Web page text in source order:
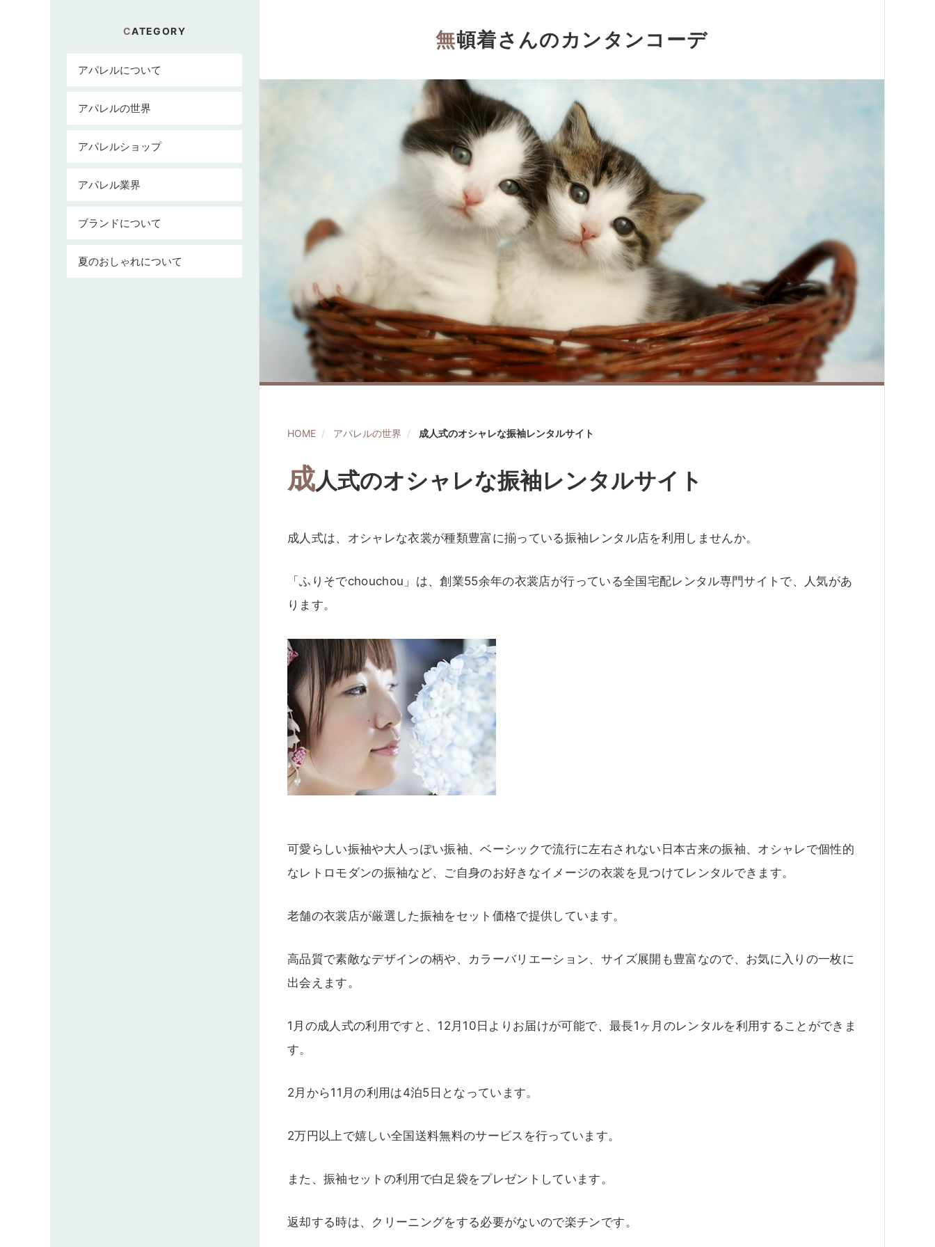
無頓着さんのカンタンコーデ
HOME アパレルの世界 成人式のオシャレな振袖レンタルサイト
成人式のオシャレな振袖レンタルサイト
成人式は、オシャレな衣裳が種類豊富に揃っている振袖レンタル店を利用しませんか。
「ふりそでchouchou」は、創業55余年の衣裳店が行っている全国宅配レンタル専門サイトで、人気があ
ります。
可愛らしい振袖や大人っぽい振袖、ベーシックで流行に左右されない日本古来の振袖、オシャレで個性的
なレトロモダンの振袖など、ご自身のお好きなイメージの衣裳を見つけてレンタルできます。
老舗の衣裳店が厳選した振袖をセット価格で提供しています。
高品質で素敵なデザインの柄や、カラーバリエーション、サイズ展開も豊富なので、お気に入りの一枚に
出会えます。
1月の成人式の利用ですと、12月10日よりお届けが可能で、最長1ヶ月のレンタルを利用することができま
す。
2月から11月の利用は4泊5日となっています。
2万円以上で嬉しい全国送料無料のサービスを行っています。
また、振袖セットの利用で白足袋をプレゼントしています。
返却する時は、クリーニングをする必要がないので楽チンです。
CATEGORY
アパレルについて
アパレルの世界
アパレルショップ
アパレル業界
ブランドについて
夏のおしゃれについて